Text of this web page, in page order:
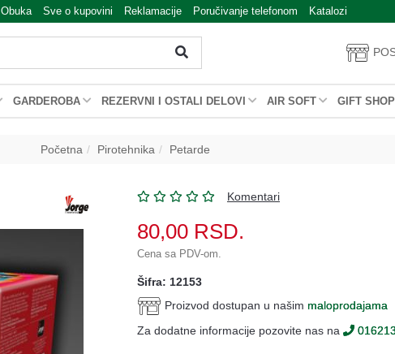
Obuka Sve o kupovini Reklamacije Poručivanje telefonom Katalozi
GARDEROBA REZERVNI I OSTALI DELOVI AIR SOFT GIFT SHOP
Početna Pirotehnika Petarde
Komentari
80,00 RSD.
Cena sa PDV-om.
Šifra: 12153
Proizvod dostupan u našim maloprodajama
Za dodatne informacije pozovite nas na